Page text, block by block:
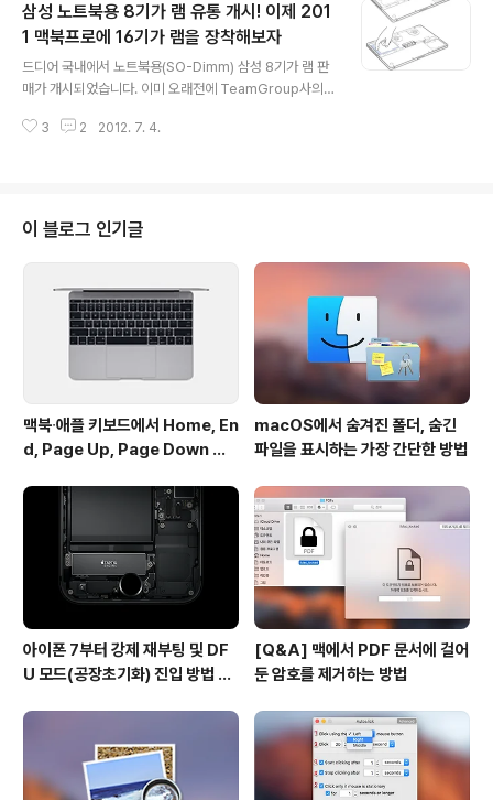
맥 바탕화면은 OS X를 설치하면 기본으로 깔려있는 Aur
ora였겠습니까. 그러다 최근에 지금까지 컴퓨터를 사용해
오면서 딱 원해 왔던 그런 월페이퍼 타일 사이트를 발견하
고 유용하게 사용하고 있습니다. 사이트 이름은 Subtle P
atterns라는 곳이며 그냥 일반적인 월페이퍼 사이트가 아
니라 작게는 2x2부터 아주 커봤자 512x512 사이즈의 이
삼성 노트북용 8기가 램 유통 개시! 이제 201
1 맥북프로에 16기가 램을 장착해보자
드디어 국내에서 노트북용(SO-Dimm) 삼성 8기가 램 판
매가 개시되었습니다. 이미 오래전에 TeamGroup사의
가 삼성 메모리가 유통되는 것은 이번이 처음입니다. 출처:
기가까지이고 메모리 지원 최대 속도는 DDR3–10600(1
333MHz)라고 되어 있습니다. 하지만 비공식적으로 16
기가까지 확장이 가능하며 실제 장착 사례도 많기 때문에
고민없이 16기가로 업그레이드하시면 되겠습니다. 단 이
런 구성은 2011 맥북프로에만 적용되며, 2010 및 그 이전
기종들은 공식적으로..
3 2 2012. 7. 4.
이 블로그 인기글
맥북∙애플 키보드에서 Home, En
d, Page Up, Page Down 키
macOS에서 숨겨진 폴더, 숨긴
파일을 표시하는 가장 간단한 방법
아이폰 7부터 강제 재부팅 및 DF
U 모드(공장초기화) 진입 방법 변
[Q&A] 맥에서 PDF 문서에 걸어
둔 암호를 제거하는 방법